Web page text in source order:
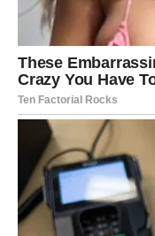
i konačno
Devica je znak koji
Devica često trpi, jer
postupcima,
situaciju. Ali u
nema šta da se
problem je u istini
I sada dolazi taj